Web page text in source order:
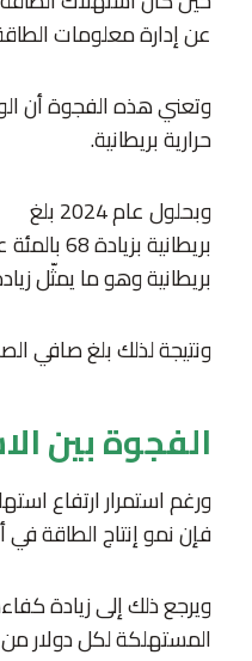
عن إدارة معلومات
حرارية بريطانية.
وبحلول عام 2024 بلغ
بريطانية وهو ما يمثّل زيادة بنسبة 32 بالمئة مقارنة
ونتيجة لذلك بلغ صافي الصادرات 5 كوادرليونات وحدة حرارية بريطانية خلال
الفجوة بين
فإن نمو إنتاج الطاقة في
ويرجع ذلك إلى زيادة
المستهلكة لكل دولار من